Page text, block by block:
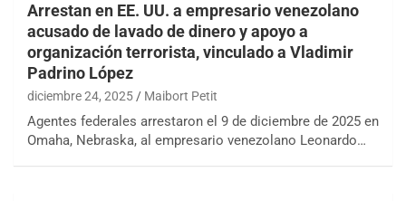
Arrestan en EE. UU. a empresario venezolano
acusado de lavado de dinero y apoyo a
organización terrorista, vinculado a Vladimir
Padrino López
diciembre 24, 2025 Maibort Petit
Agentes federales arrestaron el 9 de diciembre de 2025 en
Omaha, Nebraska, al empresario venezolano Leonardo…